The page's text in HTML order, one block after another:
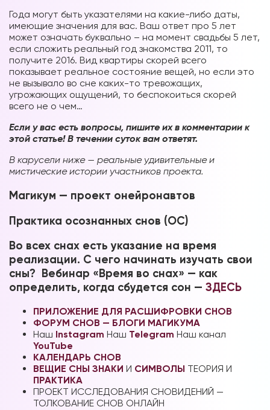
Года могут быть указателями на какие-либо даты,
имеющие значения для вас. Ваш ответ про 5 лет
может означать буквально – на момент свадьбы 5 лет,
если сложить реальный год знакомства 2011, то
получите 2016. Вид квартиры скорей всего
показывает реальное состояние вещей, но если это
не вызывало во сне каких-то тревожащих,
угрожающих ощущений, то беспокоиться скорей
всего не о чем…
Если у вас есть вопросы, пишите их в комментарии к
этой статье! В течении суток вам ответят.
В карусели ниже — реальные удивительные и
мистические истории участников проекта.
Магикум — проект онейронавтов
Практика осознанных снов (ОС)
Во всех снах есть указание на время
реализации. С чего начинать изучать свои
сны? Вебинар «Время во снах» — как
определить, когда сбудется сон — ЗДЕСЬ
ПРИЛОЖЕНИЕ ДЛЯ РАСШИФРОВКИ СНОВ
ФОРУМ СНОВ — БЛОГИ МАГИКУМА
Наш Instagram Наш Telegram Наш канал
YouTube
КАЛЕНДАРЬ СНОВ
ВЕЩИЕ СНЫ ЗНАКИ И СИМВОЛЫ ТЕОРИЯ И
ПРАКТИКА
ПРОЕКТ ИССЛЕДОВАНИЯ СНОВИДЕНИЙ —
ТОЛКОВАНИЕ СНОВ ОНЛАЙН